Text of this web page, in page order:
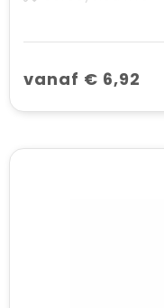
vanaf € 6,92